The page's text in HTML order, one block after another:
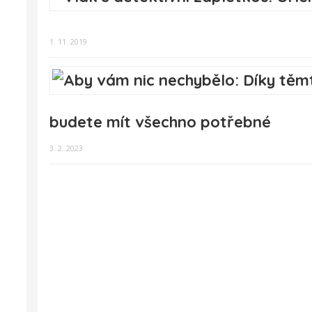
1. 11. 2019
budete mít všechno potřebné
3. 2. 2023